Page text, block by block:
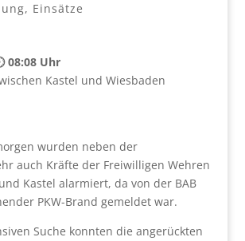
, Einsätze
08:08 Uhr
Kastel und Wiesbaden
wurden neben der
auch Kräfte der Freiwilligen Wehren
Kastel alarmiert, da von der BAB
PKW-Brand gemeldet war.
Suche konnten die angerückten